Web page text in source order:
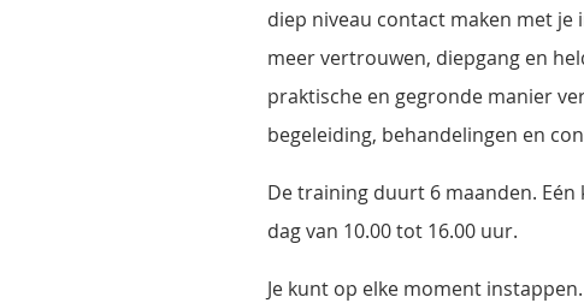
diep niveau contact maken met
meer vertrouwen, diepgang en
praktische en gegronde manier
begeleiding, behandelingen en
De training duurt 6 maanden.
dag van 10.00 tot 16.00 uur.
Je kunt op elke moment